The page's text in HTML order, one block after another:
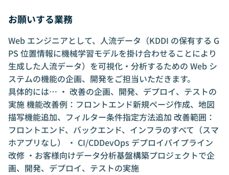
お願いする業務
Web エンジニアとして、人流データ（KDDI の保有する G
PS 位置情報に機械学習モデルを掛け合わせることにより
生成した人流データ）を可視化・分析するための Web シ
ステムの機能の企画、開発をご担当いただきます。
具体的には… ・ 改善の企画、開発、デプロイ、テストの
実施 機能改善例：フロントエンド新規ページ作成、地図
描写機能追加、フィルター条件指定方法追加 改善範囲：
フロントエンド、バックエンド、インフラのすべて（スマ
ホアプリなし） ・ CI/CDDevOps デプロイパイプライン
改修 ・お客様向けデータ分析基盤構築プロジェクトで企
画、開発、デプロイ、テストの実施